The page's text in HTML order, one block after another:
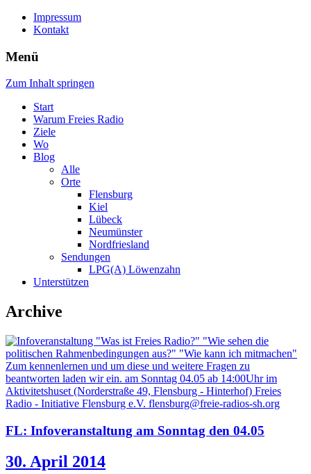
Impressum
Kontakt
Menü
Zum Inhalt springen
Start
Warum Freies Radio
Ziele
Wo
Blog
Alle
Orte
Flensburg
Kiel
Lübeck
Neumünster
Nordfriesland
Sendungen
LPG(A) Löwenzahn
Unterstützen
Archive
FL: Infoveranstaltung am Sonntag den 04.05
30. April 2014